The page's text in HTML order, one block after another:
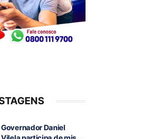
Governador Daniel